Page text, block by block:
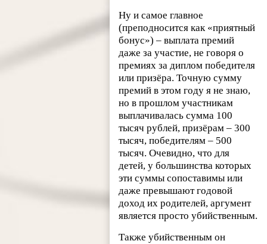
Ну и самое главное
(преподносится как «приятный
бонус») – выплата премий
даже за участие, не говоря о
премиях за диплом победителя
или призёра. Точную сумму
премий в этом году я не знаю,
но в прошлом участникам
выплачивалась сумма 100
тысяч рублей, призёрам – 300
тысяч, победителям – 500
тысяч. Очевидно, что для
детей, у большинства которых
эти суммы сопоставимы или
даже превышают годовой
доход их родителей, аргумент
является просто убийственным.
Также убийственным он